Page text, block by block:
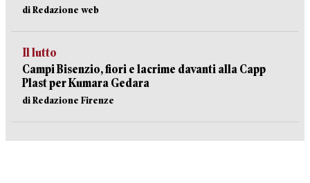
di Redazione web
Il lutto
Campi Bisenzio, fiori e lacrime davanti alla Capp
Plast per Kumara Gedara
di Redazione Firenze